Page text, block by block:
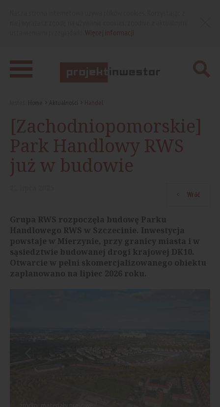
Home Aktualności Handel
[Zachodniopomorskie]
Park Handlowy RWS
już w budowie
Wróć
Grupa RWS rozpoczęła budowę Parku
Handlowego RWS w Szczecinie. Inwestycja
powstaje w Mierzynie, przy granicy miasta i w
sąsiedztwie budowanej drogi krajowej DK10.
Otwarcie w pełni skomercjalizowanego obiektu
zaplanowano na lipiec 2026 roku.